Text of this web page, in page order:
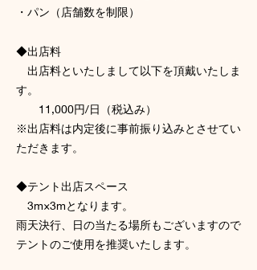
・パン（店舗数を制限）
◆出店料
出店料といたしまして以下を頂戴いたしま
す。
11,000円/日（税込み）
※出店料は内定後に事前振り込みとさせてい
ただきます。
◆テント出店スペース
3m×3mとなります。
雨天決行、日の当たる場所もございますので
テントのご使用を推奨いたします。